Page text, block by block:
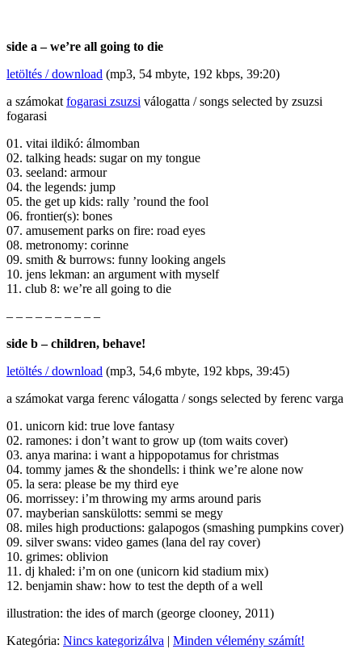
side a – we’re all going to die
letöltés / download (mp3, 54 mbyte, 192 kbps, 39:20)
a számokat fogarasi zsuzsi válogatta / songs selected by zsuzsi
fogarasi
01. vitai ildikó: álmomban
02. talking heads: sugar on my tongue
03. seeland: armour
04. the legends: jump
05. the get up kids: rally ’round the fool
06. frontier(s): bones
07. amusement parks on fire: road eyes
08. metronomy: corinne
09. smith & burrows: funny looking angels
10. jens lekman: an argument with myself
11. club 8: we’re all going to die
– – – – – – – – – –
side b – children, behave!
letöltés / download (mp3, 54,6 mbyte, 192 kbps, 39:45)
a számokat varga ferenc válogatta / songs selected by ferenc varga
01. unicorn kid: true love fantasy
02. ramones: i don’t want to grow up (tom waits cover)
03. anya marina: i want a hippopotamus for christmas
04. tommy james & the shondells: i think we’re alone now
05. la sera: please be my third eye
06. morrissey: i’m throwing my arms around paris
07. mayberian sanskülotts: semmi se megy
08. miles high productions: galapogos (smashing pumpkins cover)
09. silver swans: video games (lana del ray cover)
10. grimes: oblivion
11. dj khaled: i’m on one (unicorn kid stadium mix)
12. benjamin shaw: how to test the depth of a well
illustration: the ides of march (george clooney, 2011)
Kategória: Nincs kategorizálva | Minden vélemény számít!